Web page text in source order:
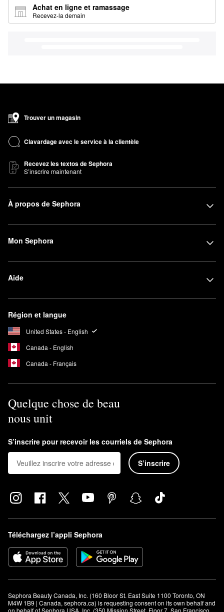
Achat en ligne et ramassage
Recevez-la demain
Trouver un magasin
Clavardage avec le service à la clientèle
Recevez les textos de Sephora
S’inscrire maintenant
À propos de Sephora
Mon Sephora
Aide
Région et langue
United States - English
Canada - English
Canada - Français
Quelque chose de beau
nous unit
S’inscrire pour recevoir les courriels de Sephora
S’inscrire
Téléchargez l’appli Sephora
Sephora Beauty Canada, Inc. (160 Bloor St. East Suite 1100 Toronto, ON
M4W 1B9 | Canada, sephora.ca) is requesting consent on its own behalf and
on behalf of Sephora USA, Inc. (350 Mission Street, Floor 7, San Francisco,